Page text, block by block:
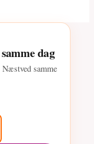
dag
samme